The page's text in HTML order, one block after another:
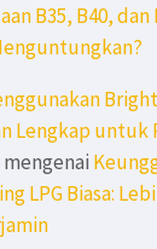
B35, B40, dan
Lengkap untuk
mengenai
LPG Biasa: